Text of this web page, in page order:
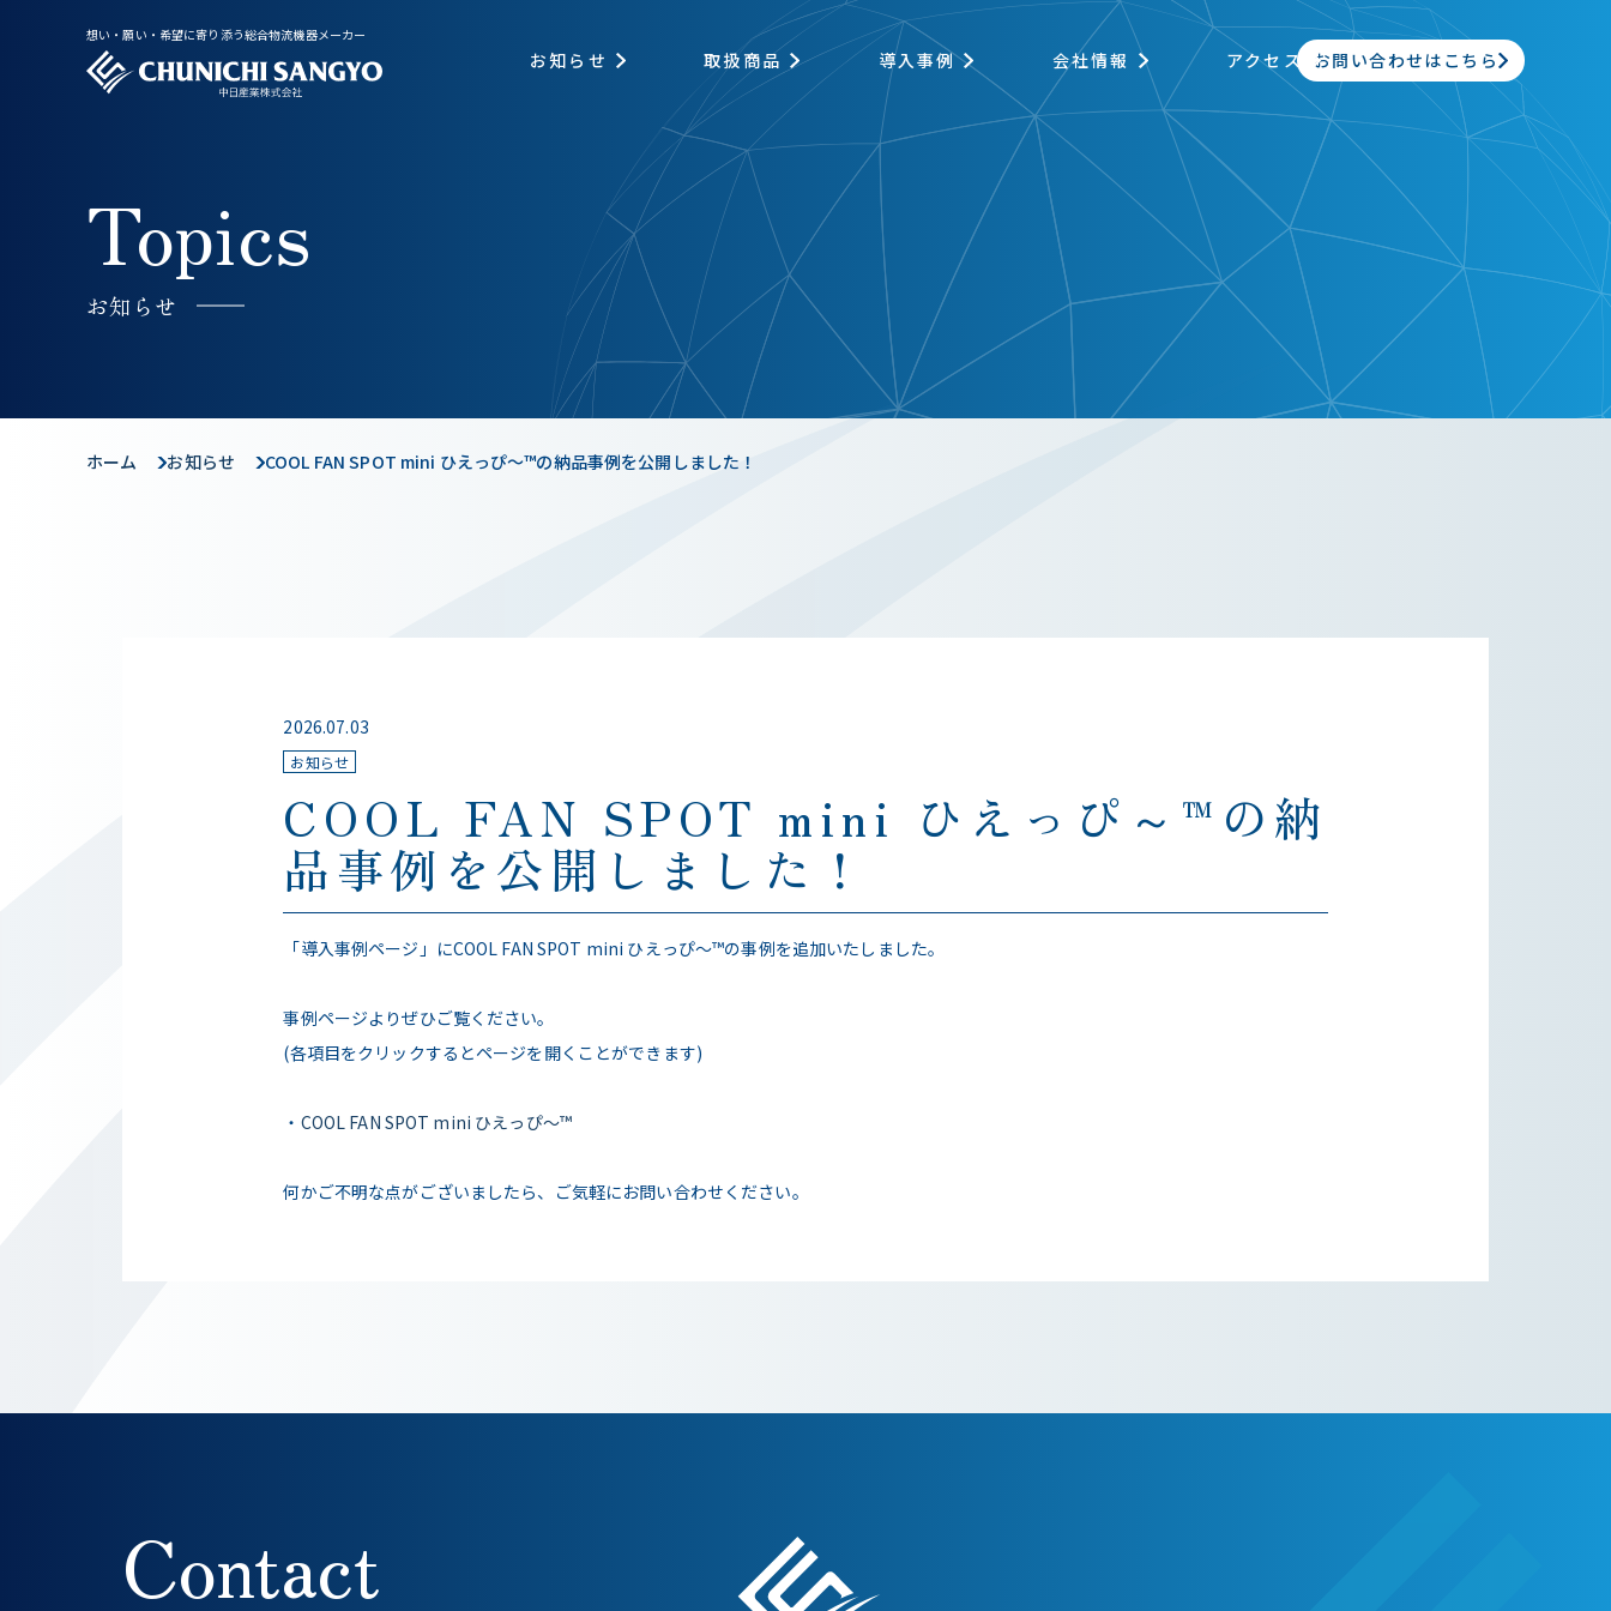
想い・願い・希望に寄り添う総合物流機器メーカー
お知らせ 取扱商品 導入事例 会社情報 アクセス お問い合わせはこちら
Topics
お知らせ
ホーム お知らせ COOL FAN SPOT mini ひえっぴ～™の納品事例を公開しました！
2026.07.03
お知らせ
COOL FAN SPOT mini ひえっぴ～™の納
品事例を公開しました！
「導入事例ページ」にCOOL FAN SPOT mini ひえっぴ～™の事例を追加いたしました。
事例ページよりぜひご覧ください。
(各項目をクリックするとページを開くことができます)
・ COOL FAN SPOT mini ひえっぴ～™
何かご不明な点がございましたら、ご気軽にお問い合わせください。
Contact